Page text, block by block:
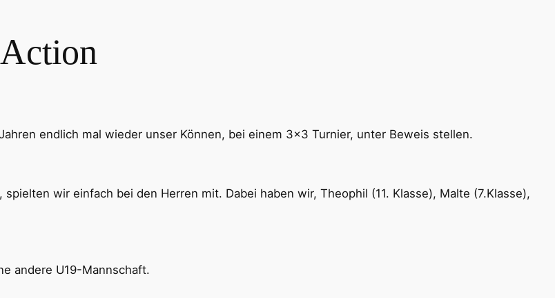
endlich mal wieder unser Können, bei einem 3x3 Turnier, unter Beweis stellen.
wir einfach bei den Herren mit. Dabei haben wir, Theophil (11. Klasse), Malte (7.Klasse),
andere U19-Mannschaft.